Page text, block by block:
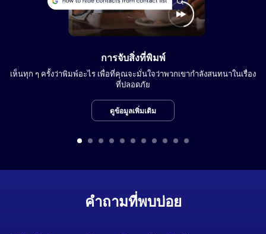
การจับสิ่งที่พิมพ์
เห็นทุก ๆ ครั้งว่าพิมพ์อะไร เพื่อที่คุณจะมั่นใจว่าพวกเขากำลังสนทนาในเรื่อง
ที่ปลอดภัย
ดูข้อมูลเพิ่มเติม
คำถามที่พบบ่อย